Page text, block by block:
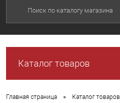
Каталог товаров
Главная страница • Каталог товаров